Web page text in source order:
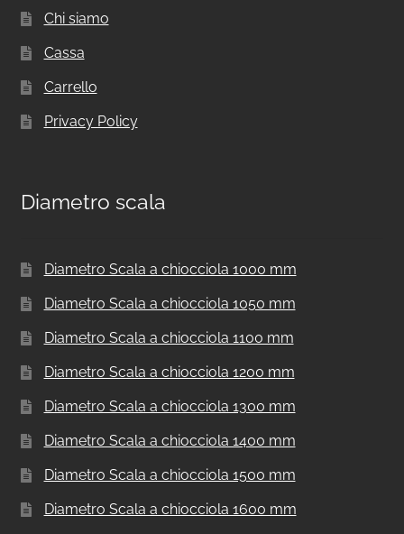
Chi siamo
Cassa
Carrello
Privacy Policy
Diametro scala
Diametro Scala a chiocciola 1000 mm
Diametro Scala a chiocciola 1050 mm
Diametro Scala a chiocciola 1100 mm
Diametro Scala a chiocciola 1200 mm
Diametro Scala a chiocciola 1300 mm
Diametro Scala a chiocciola 1400 mm
Diametro Scala a chiocciola 1500 mm
Diametro Scala a chiocciola 1600 mm